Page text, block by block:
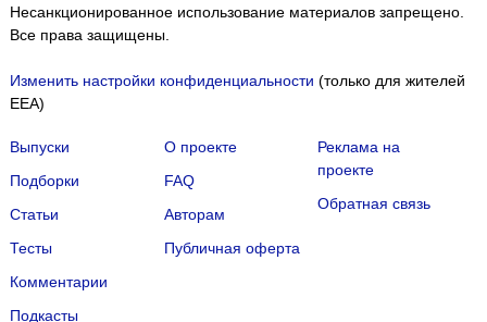
Несанкционированное использование материалов запрещено.
Все права защищены.
Изменить настройки конфиденциальности (только для жителей
EEA)
Выпуски
Подборки
Статьи
Тесты
Комментарии
Подкасты
О проекте
FAQ
Авторам
Публичная оферта
Реклама на
проекте
Обратная связь